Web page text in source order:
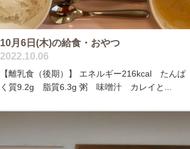
10月6日(木)の給食・おやつ
2022.10.06
【離乳食（後期）】 エネルギー216kcal たんぱ
く質9.2g 脂質6.3g 粥 味噌汁 カレイと...